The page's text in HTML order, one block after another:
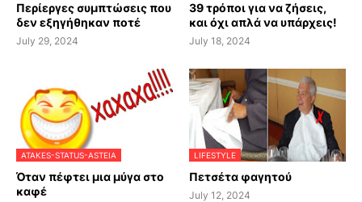
Περίεργες συμπτώσεις που
δεν εξηγήθηκαν ποτέ
July 29, 2024
39 τρόποι για να ζήσεις,
και όχι απλά να υπάρχεις!
July 18, 2024
ATAKES-STATUS-ASTEIA
Όταν πέφτει μια μύγα στο
καφέ
LIFESTYLE
Πετσέτα φαγητού
July 12, 2024